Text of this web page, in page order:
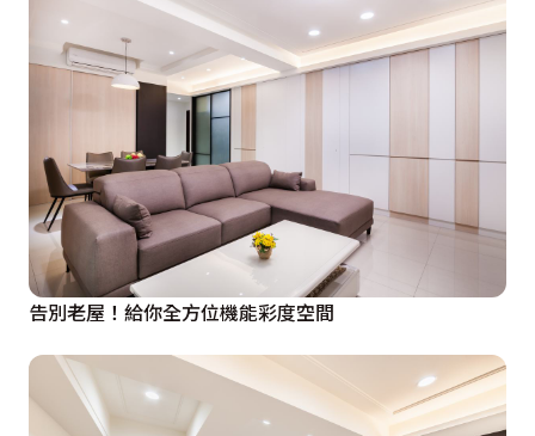
告別老屋！給你全方位機能彩度空間